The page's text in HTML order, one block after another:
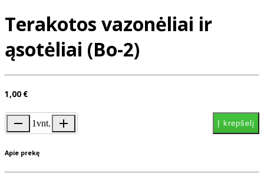
Terakotos vazonėliai ir
ąsotėliai (Bo-2)
1,00 €
remove 1vnt. add Į krepšelį
Apie prekę